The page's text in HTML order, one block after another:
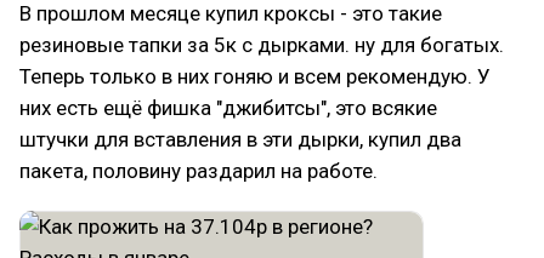
В прошлом месяце купил кроксы - это такие
резиновые тапки за 5к с дырками. ну для богатых.
Теперь только в них гоняю и всем рекомендую. У
них есть ещё фишка "джибитсы", это всякие
штучки для вставления в эти дырки, купил два
пакета, половину раздарил на работе.